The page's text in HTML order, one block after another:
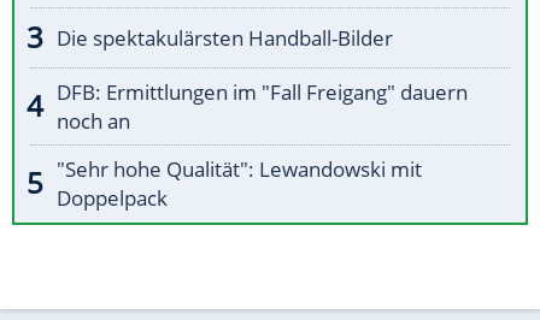
Die spektakulärsten Handball-Bilder
DFB: Ermittlungen im "Fall Freigang" dauern
noch an
"Sehr hohe Qualität": Lewandowski mit
Doppelpack